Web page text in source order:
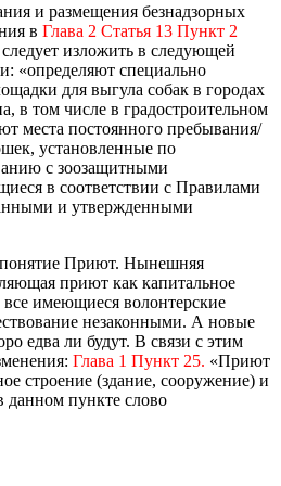
и размещения безнадзорных
в Глава 2 Статья 13 Пункт 2
изложить в следующей
«определяют специально
для выгула собак в городах
в том числе в градостроительном
места постоянного пребывания/
установленные по
с зоозащитными
в соответствии с Правилами
и утвержденными
понятие Приют. Нынешняя
приют как капитальное
все имеющиеся волонтерские
незаконными. А новые
едва ли будут. В связи с этим
Глава 1 Пункт 25. «Приют
строение (здание, сооружение) и
пункте слово